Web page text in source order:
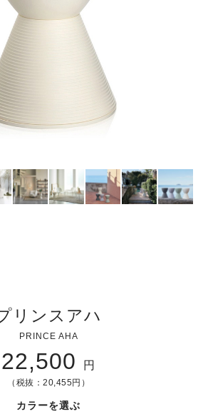
リンスアハ
PRINCE AHA
22,500 円
（税抜：20,455円）
カラーを選ぶ